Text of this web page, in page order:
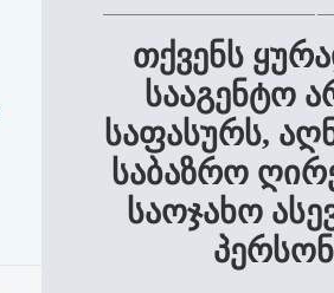
თქვენს
სააგენტო
საფასურს,
საბაზრო
საოჯახო